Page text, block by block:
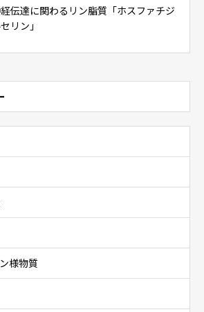
伝達に関わるリン脂質「ホスファチジ
リン」
様物質